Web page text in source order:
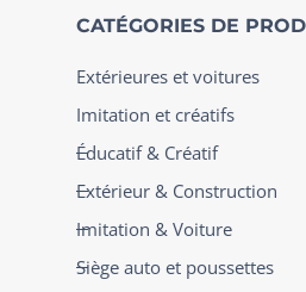
CATÉGORIES DE
Extérieures et voitures
Imitation et créatifs
Éducatif & Créatif
Extérieur & Construction
Imitation & Voiture
Siège auto et poussettes